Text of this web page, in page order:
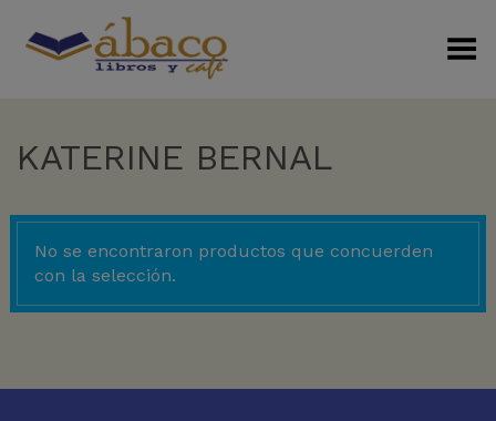
Menú Alterno
KATERINE BERNAL
No se encontraron productos que concuerden
con la selección.